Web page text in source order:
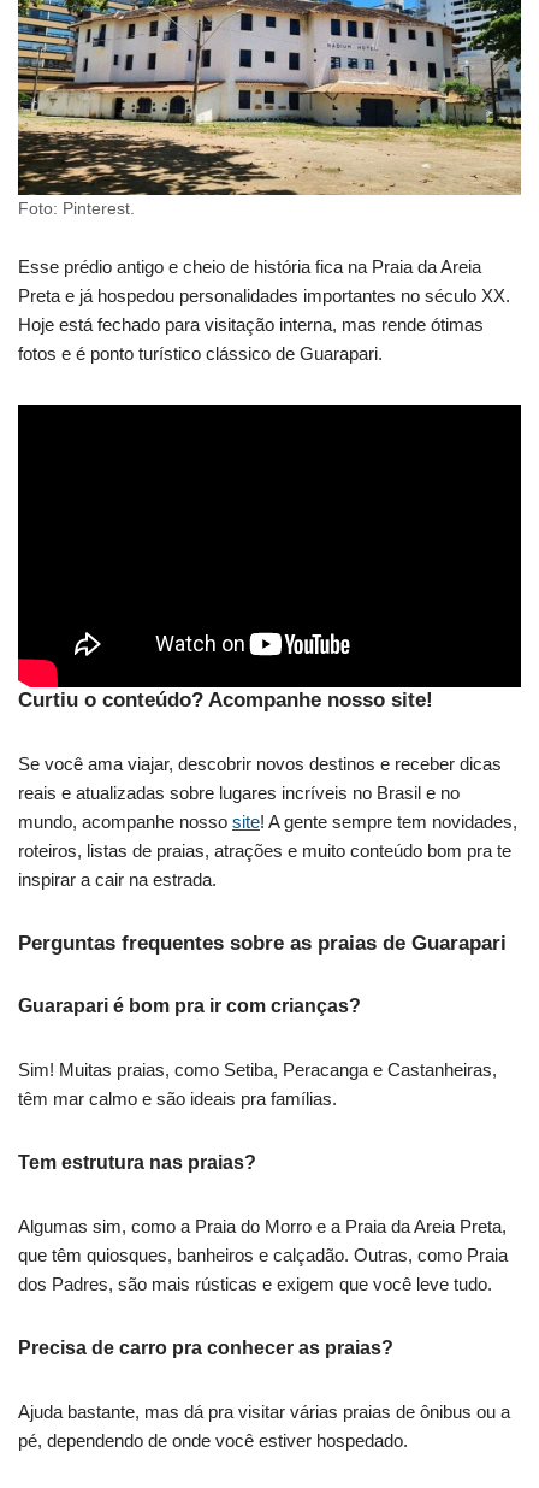
Foto: Pinterest.
Esse prédio antigo e cheio de história fica na Praia da Areia
Preta e já hospedou personalidades importantes no século XX.
Hoje está fechado para visitação interna, mas rende ótimas
fotos e é ponto turístico clássico de Guarapari.
Curtiu o conteúdo? Acompanhe nosso site!
Se você ama viajar, descobrir novos destinos e receber dicas
reais e atualizadas sobre lugares incríveis no Brasil e no
mundo, acompanhe nosso site! A gente sempre tem novidades,
roteiros, listas de praias, atrações e muito conteúdo bom pra te
inspirar a cair na estrada.
Perguntas frequentes sobre as praias de Guarapari
Guarapari é bom pra ir com crianças?
Sim! Muitas praias, como Setiba, Peracanga e Castanheiras,
têm mar calmo e são ideais pra famílias.
Tem estrutura nas praias?
Algumas sim, como a Praia do Morro e a Praia da Areia Preta,
que têm quiosques, banheiros e calçadão. Outras, como Praia
dos Padres, são mais rústicas e exigem que você leve tudo.
Precisa de carro pra conhecer as praias?
Ajuda bastante, mas dá pra visitar várias praias de ônibus ou a
pé, dependendo de onde você estiver hospedado.